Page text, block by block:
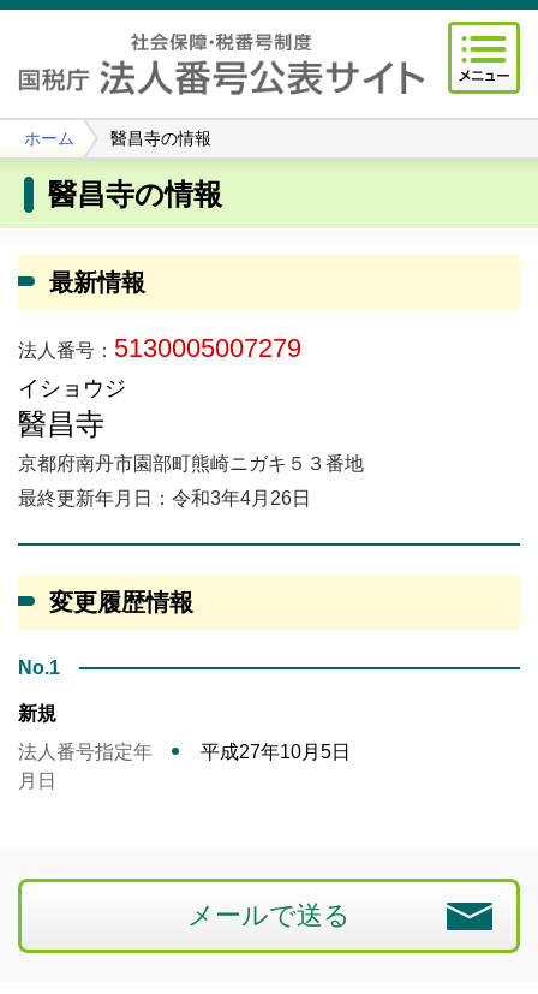
ホーム 醫昌寺の情報
醫昌寺の情報
最新情報
法人番号： 5130005007279
イショウジ
醫昌寺
京都府南丹市園部町熊崎ニガキ５３番地
最終更新年月日：令和3年4月26日
変更履歴情報
No.1
新規
法人番号指定年
月日
平成27年10月5日
メールで送る